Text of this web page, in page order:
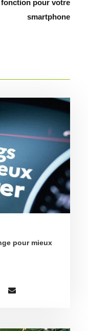
fonction pour votre
smartphone
pour mieux